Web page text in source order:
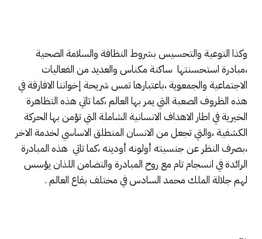
وكذا التوعية والتحسيس بشروط النظافة والسلامة الصحية
،مبادرة استحسنتها ساكنة مكناس والعديد من الفعاليات
الاجتماعية والجمعوية ،باعتبارها تمس شريحة إخواننا الافارقة في
هذه الظروف الصعبة التي يمر بها العالم ،كما تاتي هذه التظاهرة
الخيرية في اطار الاهداف الانسانية الشاملة التي تؤمن بها الحركة
الكشفية ،والتي تجعل من الانسان المنطلق الاساسي لخدمة الاخر
،بصرف النظر عن جنسيته أولونه أودينه ،كما تاتي هذه المبادرة
الرائدة في انسجام تام مع روح المبادرة والتضامن اللذان يؤسس
لهم جلالة الملك محمد السادس في مختلف بقاع العالم .